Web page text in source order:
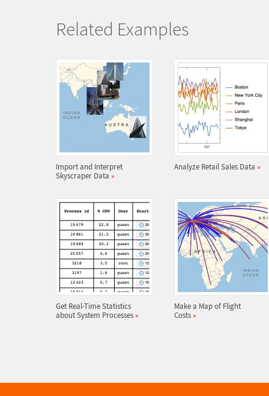
Related Examples
Import and Interpret
Skyscraper Data »
Analyze Retail Sales Data »
Get Real-Time Statistics
about System Processes »
Make a Map of Flight
Costs »